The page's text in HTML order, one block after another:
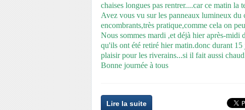
chaises longues pas rentrer....car ce matin la
Avez vous vu sur les panneaux lumineux
encombrants,très pratique,comme cela on
Nous sommes mardi ,et déjà hier après-midi
qu'ils ont été retiré hier matin.donc durant
plaisir pour les riverains...si il fait aussi
Bonne journée à tous
Lire la suite